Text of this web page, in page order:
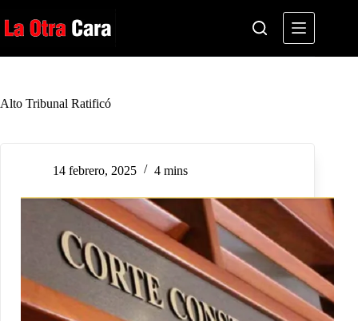
al
contenido
Alto Tribunal Ratificó
14 febrero, 2025 4 mins